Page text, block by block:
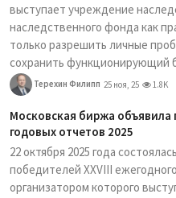
выступает учреждение
наследственного фонда как
только разрешить личные
сохранить функционирующий
Терехин Филипп 25 ноя, 25 1.8K
Московская биржа объявила
годовых отчетов 2025
22 октября 2025 года
победителей XXVIII
организатором которого